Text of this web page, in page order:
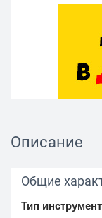
Описание
Общие
Тип